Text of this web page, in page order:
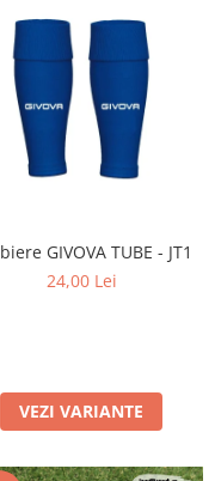
GIVOVA TUBE - JT1
24,00 Lei
VEZI VARIANTE